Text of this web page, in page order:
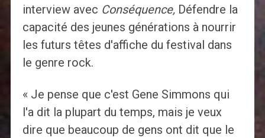
interview avec Conséquence,Défendre la
capacité des jeunes générations à nourrir
les futurs têtes d'affiche du festival dans
le genre rock.
« Je pense que c'est Gene Simmons qui
l'a dit la plupart du temps, mais je veux
dire que beaucoup de gens ont dit que le